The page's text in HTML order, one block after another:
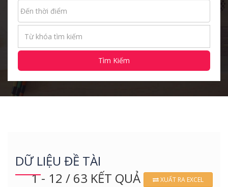
Tìm Kiếm
DỮ LIỆU ĐỀ TÀI
1 - 12 / 63 KẾT QUẢ
XUẤT RA EXCEL